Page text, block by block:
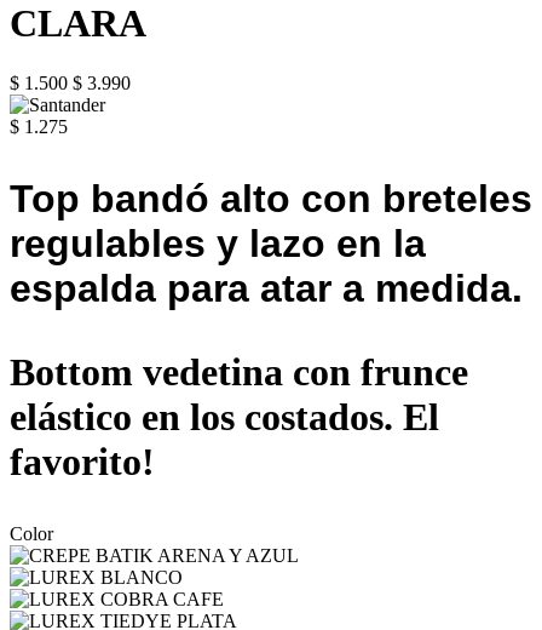
CLARA
$ 1.500 $ 3.990
$ 1.275
Top bandó alto con breteles
regulables y lazo en la
espalda para atar a medida.
Bottom vedetina con frunce
elástico en los costados. El
favorito!
Color